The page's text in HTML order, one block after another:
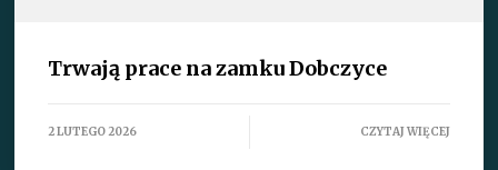
Trwają prace na zamku Dobczyce
2 LUTEGO 2026 CZYTAJ WIĘCEJ